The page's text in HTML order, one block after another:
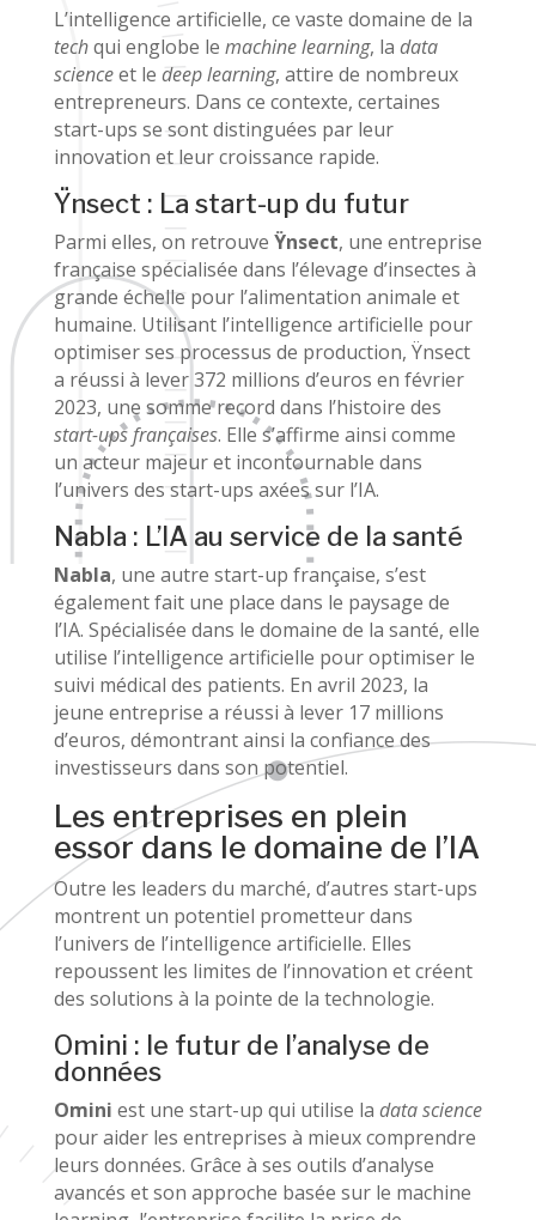
L’intelligence artificielle, ce vaste domaine de la
techqui englobe le machine learning, la data
scienceet le deep learning, attire de nombreux
entrepreneurs. Dans ce contexte, certaines
start-ups se sont distinguées par leur
innovation et leur croissance rapide.
Ÿnsect : La start-up du futur
Parmi elles, on retrouve Ÿnsect, une entreprise
française spécialisée dans l’élevage d’insectes à
grande échelle pour l’alimentation animale et
humaine. Utilisant l’intelligence artificielle pour
optimiser ses processus de production, Ÿnsect
a réussi à lever 372 millions d’euros en février
2023, une somme record dans l’histoire des
start-ups françaises. Elle s’affirme ainsi comme
un acteur majeur et incontournable dans
l’univers des start-ups axées sur l’IA.
Nabla : L’IA au service de la santé
Nabla, une autre start-up française, s’est
également fait une place dans le paysage de
l’IA. Spécialisée dans le domaine de la santé, elle
utilise l’intelligence artificielle pour optimiser le
suivi médical des patients. En avril 2023, la
jeune entreprise a réussi à lever 17 millions
d’euros, démontrant ainsi la confiance des
investisseurs dans son potentiel.
Les entreprises en plein
essor dans le domaine de l’IA
Outre les leaders du marché, d’autres start-ups
montrent un potentiel prometteur dans
l’univers de l’intelligence artificielle. Elles
repoussent les limites de l’innovation et créent
des solutions à la pointe de la technologie.
Omini : le futur de l’analyse de
données
Omini est une start-up qui utilise la data science
pour aider les entreprises à mieux comprendre
leurs données. Grâce à ses outils d’analyse
avancés et son approche basée sur le machine